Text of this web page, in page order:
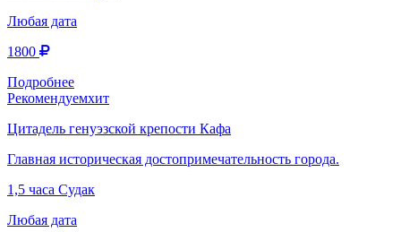
Любая дата
1800
Подробнее
Рекомендуемхит
Цитадель генуэзской крепости Кафа
Главная историческая достопримечательность города.
1,5 часа Судак
Любая дата